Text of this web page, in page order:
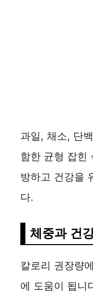
과일, 채소, 단
함한 균형 잡힌
방하고 건강을
다.
체중과 건
칼로리 권장량
에 도움이 됩니